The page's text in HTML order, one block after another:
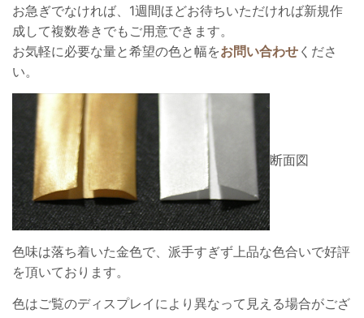
お急ぎでなければ、1週間ほどお待ちいただければ新規作
成して複数巻きでもご用意できます。
お気軽に必要な量と希望の色と幅をお問い合わせ くださ
い。
断面図
色味は落ち着いた金色で、派手すぎず上品な色合いで好評
を頂いております。
色はご覧のディスプレイにより異なって見える場合がござ